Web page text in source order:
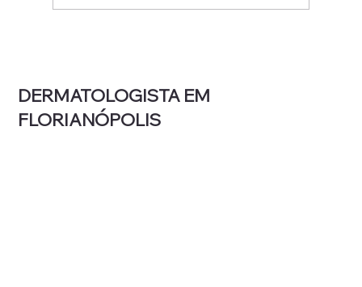
DERMATOLOGISTA EM
FLORIANÓPOLIS